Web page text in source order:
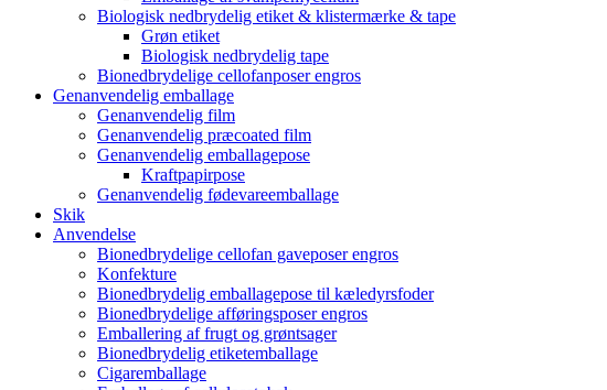
Biologisk nedbrydelig etiket & klistermærke & tape
Grøn etiket
Biologisk nedbrydelig tape
Bionedbrydelige cellofanposer engros
Genanvendelig emballage
Genanvendelig film
Genanvendelig præcoated film
Genanvendelig emballagepose
Kraftpapirpose
Genanvendelig fødevareemballage
Skik
Anvendelse
Bionedbrydelige cellofan gaveposer engros
Konfekture
Bionedbrydelig emballagepose til kæledyrsfoder
Bionedbrydelige afføringsposer engros
Emballering af frugt og grøntsager
Bionedbrydelig etiketemballage
Cigaremballage